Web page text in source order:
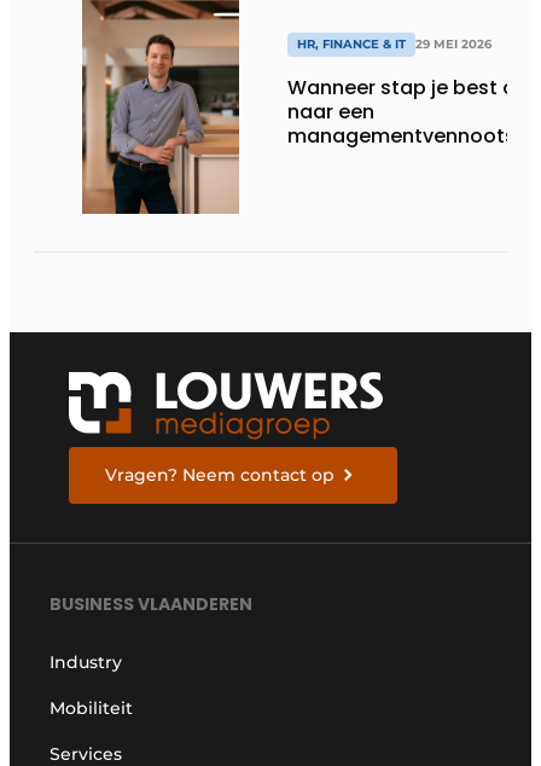
HR, FINANCE & IT 29 MEI 2026
Wanneer stap je best
naar een
Vragen? Neem contact op
BUSINESS VLAANDEREN
Industry
Mobiliteit
Services